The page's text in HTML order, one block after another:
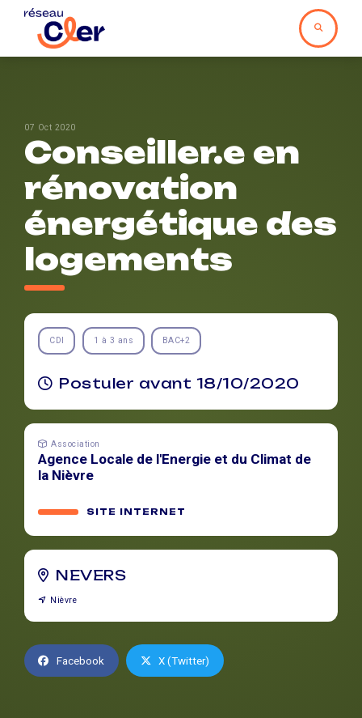
07 Oct 2020
Conseiller.e en
rénovation
énergétique des
logements
CDI 1 à 3 ans BAC+2
Postuler avant 18/10/2020
Association
Agence Locale de l'Energie et du Climat de
la Nièvre
SITE INTERNET
NEVERS
Nièvre
Facebook X (Twitter)